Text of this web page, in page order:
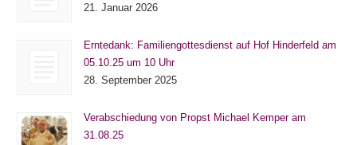
21. Januar 2026
Erntedank: Familiengottesdienst auf Hof Hinderfeld am
05.10.25 um 10 Uhr
28. September 2025
Verabschiedung von Propst Michael Kemper am
31.08.25